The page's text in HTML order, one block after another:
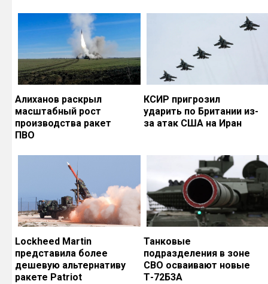
Алиханов раскрыл
масштабный рост
производства ракет
ПВО
КСИР пригрозил
ударить по Британии из-
за атак США на Иран
Lockheed Martin
представила более
дешевую альтернативу
ракете Patriot
Танковые
подразделения в зоне
СВО осваивают новые
Т-72Б3А